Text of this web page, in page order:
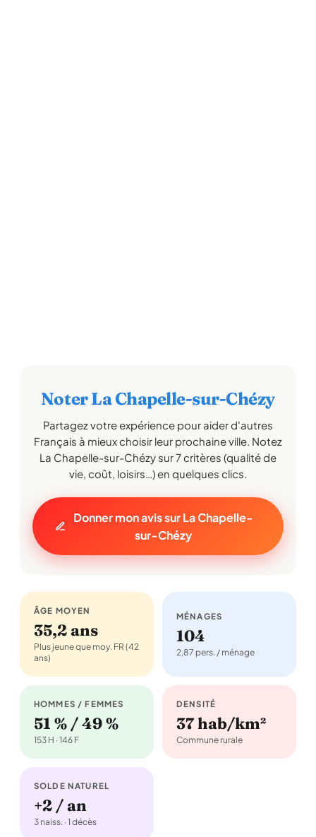
Noter La Chapelle-sur-Chézy
Partagez votre expérience pour aider d'autres
Français à mieux choisir leur prochaine ville. Notez
La Chapelle-sur-Chézy sur 7 critères (qualité de
vie, coût, loisirs…) en quelques clics.
Donner mon avis sur La Chapelle-
sur-Chézy
ÂGE MOYEN
35,2 ans
Plus jeune que moy. FR (42
ans)
MÉNAGES
104
2,87 pers. / ménage
HOMMES / FEMMES
51 % / 49 %
153 H · 146 F
DENSITÉ
37 hab/km²
Commune rurale
SOLDE NATUREL
+2 / an
3 naiss. · 1 décès